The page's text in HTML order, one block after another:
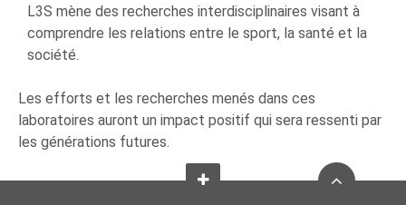
L3S mène des recherches interdisciplinaires visant à
comprendre les relations entre le sport, la santé et la
société.
Les efforts et les recherches menés dans ces
laboratoires auront un impact positif qui sera ressenti par
les générations futures.